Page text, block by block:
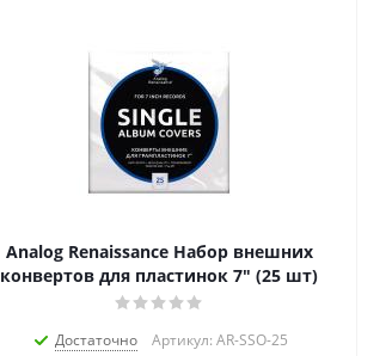
Analog Renaissance Набор внешних
конвертов для пластинок 7" (25 шт)
Достаточно Артикул: AR-SSO-25